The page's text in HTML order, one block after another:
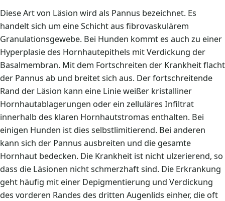
Diese Art von Läsion wird als Pannus bezeichnet. Es
handelt sich um eine Schicht aus fibrovaskulärem
Granulationsgewebe. Bei Hunden kommt es auch zu einer
Hyperplasie des Hornhautepithels mit Verdickung der
Basalmembran. Mit dem Fortschreiten der Krankheit flacht
der Pannus ab und breitet sich aus. Der fortschreitende
Rand der Läsion kann eine Linie weißer kristalliner
Hornhautablagerungen oder ein zelluläres Infiltrat
innerhalb des klaren Hornhautstromas enthalten. Bei
einigen Hunden ist dies selbstlimitierend. Bei anderen
kann sich der Pannus ausbreiten und die gesamte
Hornhaut bedecken. Die Krankheit ist nicht ulzerierend, so
dass die Läsionen nicht schmerzhaft sind. Die Erkrankung
geht häufig mit einer Depigmentierung und Verdickung
des vorderen Randes des dritten Augenlids einher, die oft